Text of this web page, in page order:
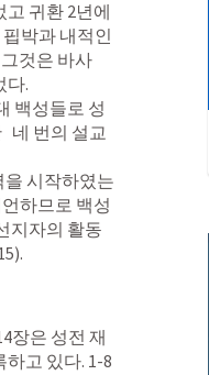
핍박과 내적인
것은 바사
다.
네 번의 설교
하므로 백성
지자의 활동
).
고 있다. 1-8